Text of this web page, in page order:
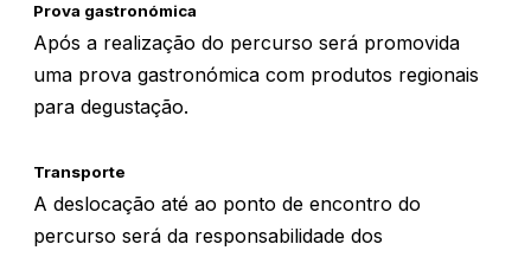
Prova gastronómica
Após a realização do percurso será promovida
uma prova gastronómica com produtos regionais
para degustação.
Transporte
A deslocação até ao ponto de encontro do
percurso será da responsabilidade dos